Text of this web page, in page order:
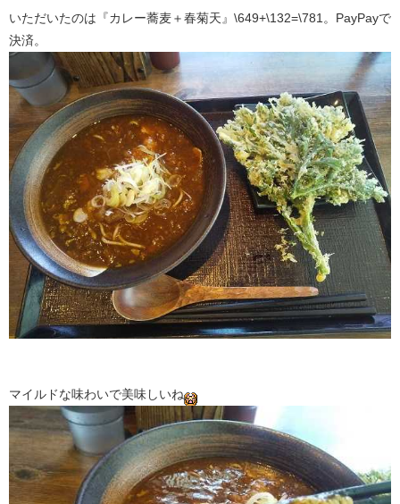
いただいたのは『カレー蕎麦＋春菊天』\649+\132=\781。PayPayで
決済。
マイルドな味わいで美味しいね